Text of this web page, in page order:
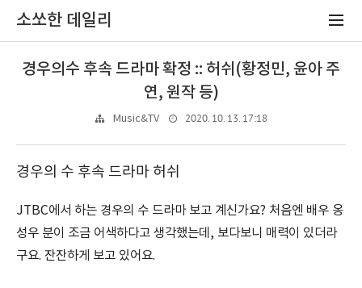
소쏘한 데일리
경우의수 후속 드라마 확정 :: 허쉬(황정민, 윤아 주
연, 원작 등)
Music&TV 2020. 10. 13. 17:18
경우의 수 후속 드라마 허쉬
JTBC에서 하는 경우의 수 드라마 보고 계신가요? 처음엔 배우 옹
성우 분이 조금 어색하다고 생각했는데, 보다보니 매력이 있더라
구요. 잔잔하게 보고 있어요.